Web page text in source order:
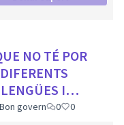
NO TÉ POR
I
Bon govern 0 0